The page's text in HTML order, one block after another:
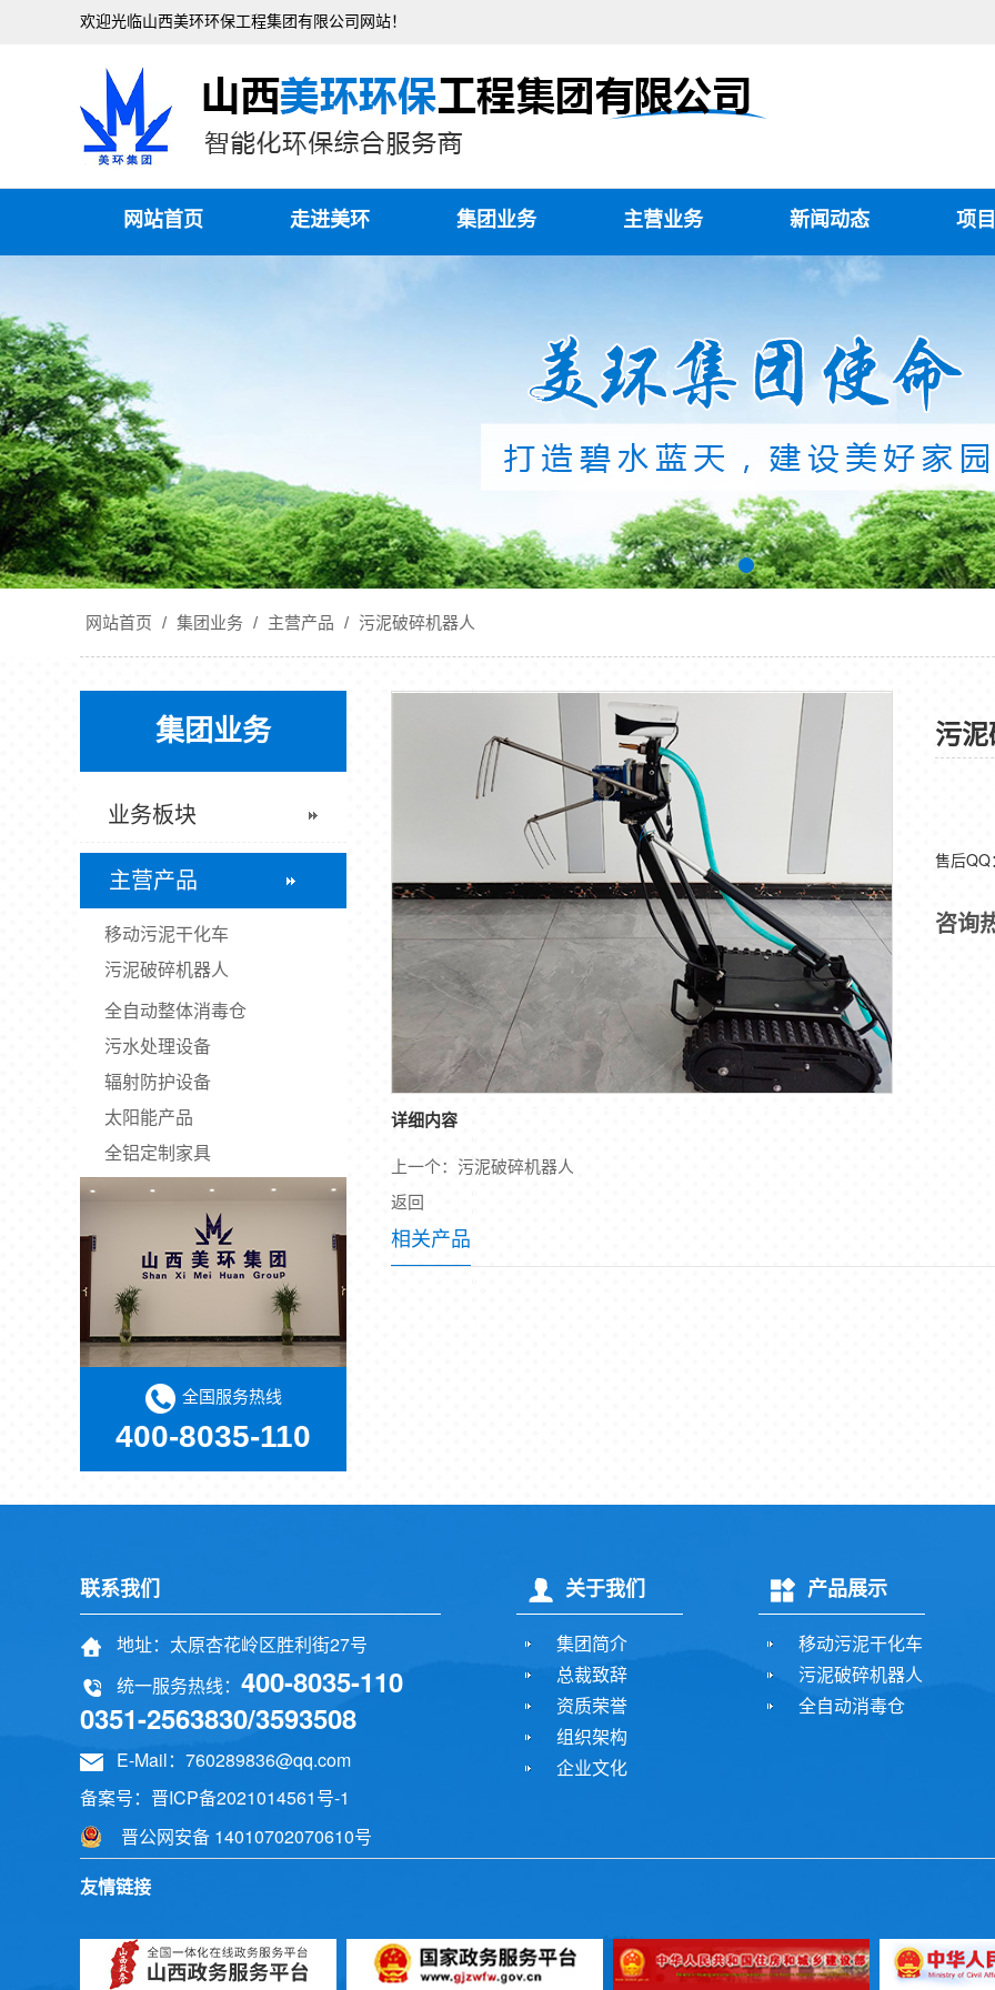
欢迎光临山西美环环保工程集团有限公司网站！
网站首页 走进美环 集团业务 主营业务 新闻动态 项
网站首页 / 集团业务 / 主营产品 / 污泥破碎机器人
集团业务
业务板块
主营产品
移动污泥干化车
污泥破碎机器人
全自动整体消毒仓
污水处理设备
辐射防护设备
太阳能产品
全铝定制家具
全国服务热线
400-8035-110
污
售后
咨询
详细内容
上一个： 污泥破碎机器人
返回
相关产品
联系我们
地址：太原杏花岭区胜利街27号
统一服务热线： 400-8035-110
0351-2563830/3593508
E-Mail：760289836@qq.com
备案号： 晋ICP备2021014561号-1
晋公网安备 14010702070610号
关于我们
集团简介
总裁致辞
资质荣誉
组织架构
企业文化
产品展示
移动污泥干化车
污泥破碎机器人
全自动消毒仓
友情链接